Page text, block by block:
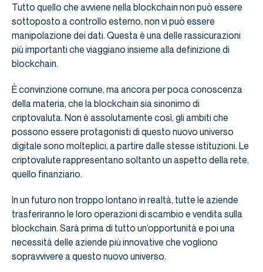
Tutto quello che avviene nella blockchain non può essere
sottoposto a controllo esterno, non vi può essere
manipolazione dei dati. Questa è una delle rassicurazioni
più importanti che viaggiano insieme alla definizione di
blockchain.
È convinzione comune, ma ancora per poca conoscenza
della materia, che la blockchain sia sinonimo di
criptovaluta. Non è assolutamente così, gli ambiti che
possono essere protagonisti di questo nuovo universo
digitale sono molteplici, a partire dalle stesse istituzioni. Le
criptovalute rappresentano soltanto un aspetto della rete,
quello finanziario.
In un futuro non troppo lontano in realtà, tutte le aziende
trasferiranno le loro operazioni di scambio e vendita sulla
blockchain. Sarà prima di tutto un’opportunità e poi una
necessità delle aziende più innovative che vogliono
sopravvivere a questo nuovo universo.